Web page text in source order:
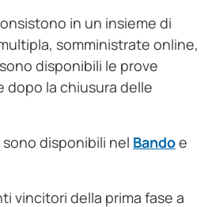
in un insieme di
somministrate online,
disponibili le prove
dopo la chiusura delle
disponibili nel Bandoe
vincitori della prima fase a